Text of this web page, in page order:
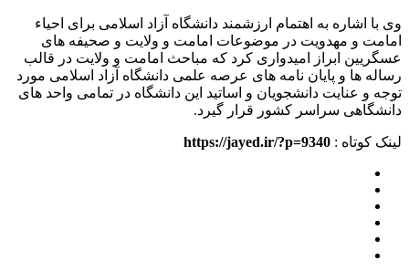
وی با اشاره به اهتمام ارزشمند دانشگاه آزاد اسلامی برای احیاء
امامت و مهدویت در موضوعات امامت و ولایت و صحیفه های
عسگریین ابراز امیدواری کرد که مباحث امامت و ولایت در قالب
رساله ها و پایان نامه های عرصه علمی دانشگاه آزاد اسلامی مورد
توجه و عنایت دانشجویان و اساتید این دانشگاه در تمامی واحد های
دانشگاهی سراسر کشور قرار گیرد.
لینک کوتاه : https://jayed.ir/?p=9340